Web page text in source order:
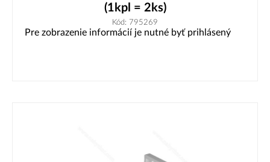
(1kpl = 2ks)
Kód: 795269
Pre zobrazenie informácií je nutné byť prihlásený